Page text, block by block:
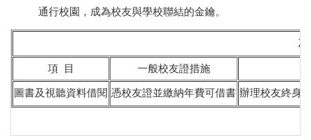
通行校園，成為校友與學校聯結的金鑰。
項 目 一般校友證措施
圖書及視聽資料借閱 憑校友證並繳納年費可借書 辦理校友終身